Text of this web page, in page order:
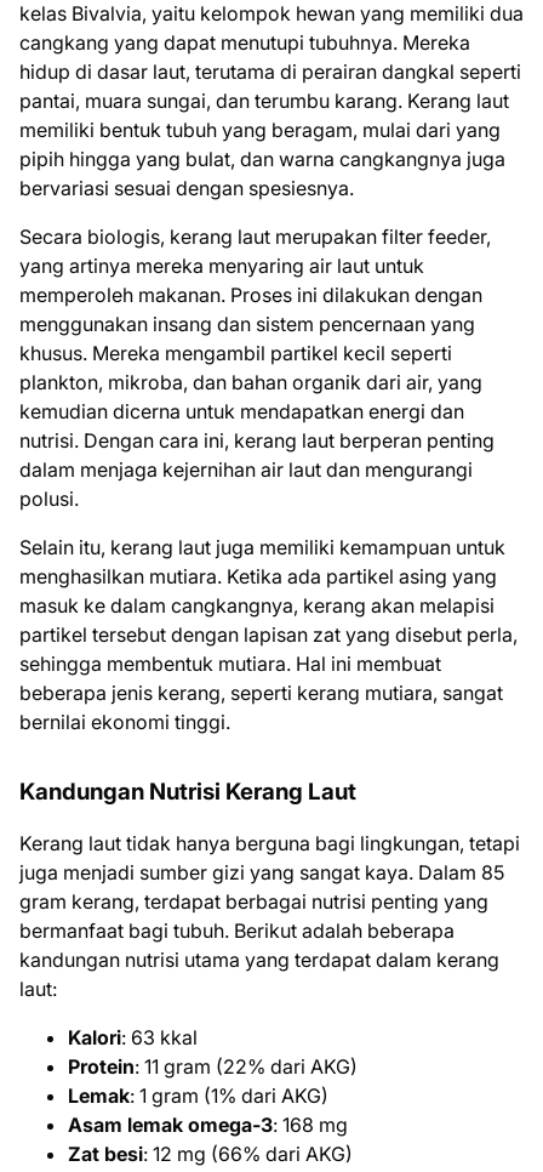
kelas Bivalvia, yaitu kelompok hewan yang memiliki dua
cangkang yang dapat menutupi tubuhnya. Mereka
hidup di dasar laut, terutama di perairan dangkal seperti
pantai, muara sungai, dan terumbu karang. Kerang laut
memiliki bentuk tubuh yang beragam, mulai dari yang
pipih hingga yang bulat, dan warna cangkangnya juga
bervariasi sesuai dengan spesiesnya.
Secara biologis, kerang laut merupakan filter feeder,
yang artinya mereka menyaring air laut untuk
memperoleh makanan. Proses ini dilakukan dengan
menggunakan insang dan sistem pencernaan yang
khusus. Mereka mengambil partikel kecil seperti
plankton, mikroba, dan bahan organik dari air, yang
kemudian dicerna untuk mendapatkan energi dan
nutrisi. Dengan cara ini, kerang laut berperan penting
dalam menjaga kejernihan air laut dan mengurangi
polusi.
Selain itu, kerang laut juga memiliki kemampuan untuk
menghasilkan mutiara. Ketika ada partikel asing yang
masuk ke dalam cangkangnya, kerang akan melapisi
partikel tersebut dengan lapisan zat yang disebut perla,
sehingga membentuk mutiara. Hal ini membuat
beberapa jenis kerang, seperti kerang mutiara, sangat
bernilai ekonomi tinggi.
Kandungan Nutrisi Kerang Laut
Kerang laut tidak hanya berguna bagi lingkungan, tetapi
juga menjadi sumber gizi yang sangat kaya. Dalam 85
gram kerang, terdapat berbagai nutrisi penting yang
bermanfaat bagi tubuh. Berikut adalah beberapa
kandungan nutrisi utama yang terdapat dalam kerang
laut:
Kalori: 63 kkal
Protein: 11 gram (22% dari AKG)
Lemak: 1 gram (1% dari AKG)
Asam lemak omega-3: 168 mg
Zat besi: 12 mg (66% dari AKG)